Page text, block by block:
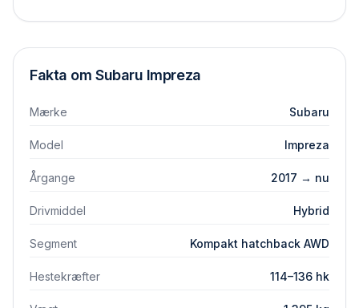
Fakta om Subaru Impreza
Mærke Subaru
Model Impreza
Årgange 2017 → nu
Drivmiddel Hybrid
Segment Kompakt hatchback AWD
Hestekræfter 114–136 hk